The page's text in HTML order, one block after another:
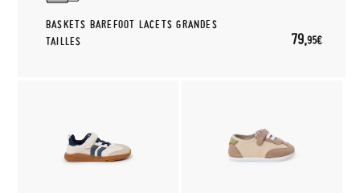
BASKETS BAREFOOT LACETS GRANDES
TAILLES
79,95€